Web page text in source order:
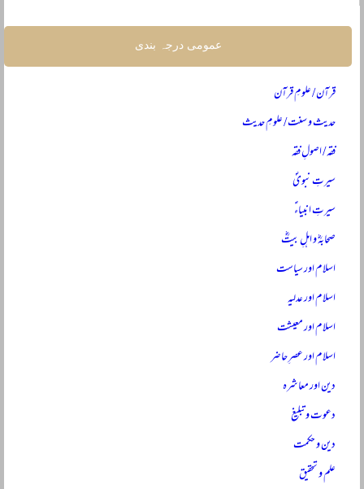
عمومی درجہ بندی
قرآن / علومِ قرآن
حدیث و سنت / علومِ حدیث
فقہ / اصولِ فقہ
سیرتِ نبویؐ
سیرتِ انبیاءؑ
صحابہؓ و اہلِ بیتؓ
اسلام اور سیاست
اسلام اور عدلیہ
اسلام اور معیشت
اسلام اور عصرِ حاضر
دین اور معاشرہ
دعوت و تبلیغ
دین و حکمت
علم و تحقیق